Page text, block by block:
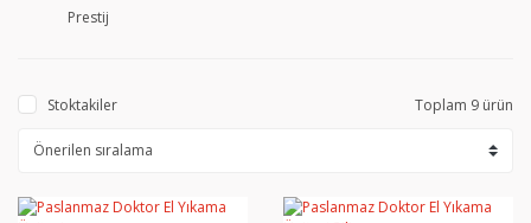
Prestij
Stoktakiler Toplam 9 ürün